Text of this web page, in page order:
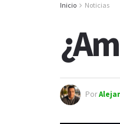
Inicio Noticias
Por